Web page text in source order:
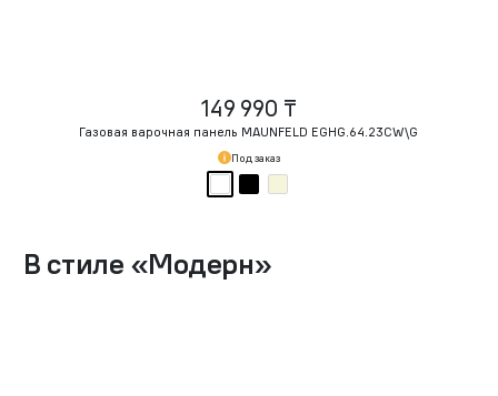
149 990 ₸
Газовая варочная панель MAUNFELD EGHG.64.23CW\G
Под заказ
В стиле «Модерн»